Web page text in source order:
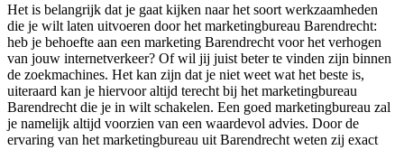
Het is belangrijk dat je gaat kijken naar het soort werkzaamheden
die je wilt laten uitvoeren door het marketingbureau Barendrecht:
heb je behoefte aan een marketing Barendrecht voor het verhogen
van jouw internetverkeer? Of wil jij juist beter te vinden zijn binnen
de zoekmachines. Het kan zijn dat je niet weet wat het beste is,
uiteraard kan je hiervoor altijd terecht bij het marketingbureau
Barendrecht die je in wilt schakelen. Een goed marketingbureau zal
je namelijk altijd voorzien van een waardevol advies. Door de
ervaring van het marketingbureau uit Barendrecht weten zij exact